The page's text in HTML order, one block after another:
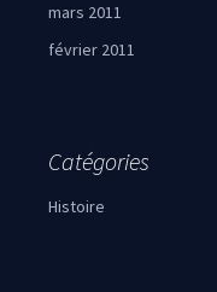
mars 2011
février 2011
Catégories
Histoire